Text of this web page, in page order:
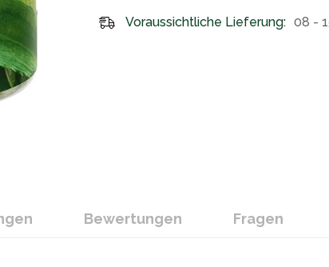
Voraussichtliche Lieferung: 08 -
Bewertungen Fragen